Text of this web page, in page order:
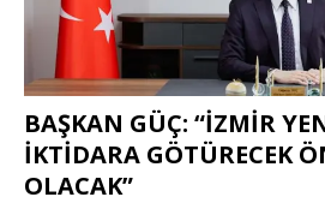
BAŞKAN GÜÇ: “İZMİR
İKTİDARA GÖTÜRECEK
OLACAK”